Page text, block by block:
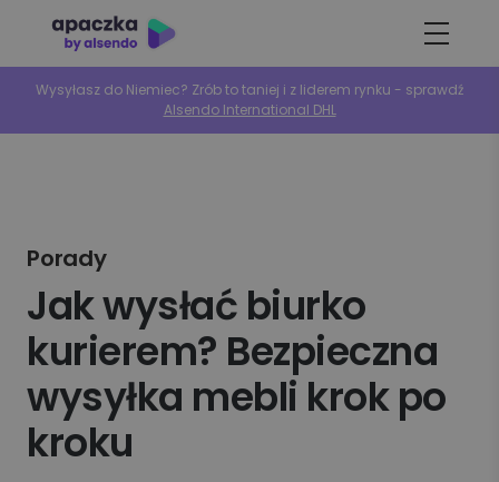
Wysyłasz do Niemiec? Zrób to taniej i z liderem rynku - sprawdź
Alsendo International DHL
Porady
Jak wysłać biurko
kurierem? Bezpieczna
wysyłka mebli krok po
kroku